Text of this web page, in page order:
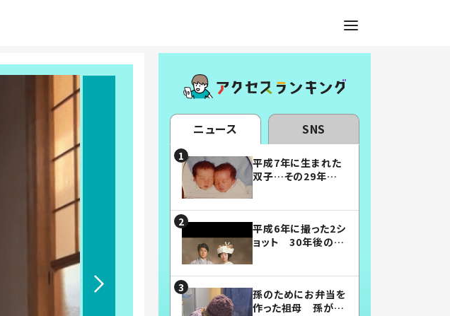
ニュース SNS
平成7年に生まれた
双子…その29年後
平成6年に撮った2シ
ョット 30年後の姿
孫のためにお弁当を
作った祖母 孫が絶